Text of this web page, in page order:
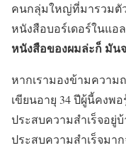
คนกลุ่มใหญ่ที่มารวมตั
หนังสือบอร์เดอร์ในแอ
หนังสือของผมล่ะก็ มัน
หากเรามองข้ามความ
เขียนอายุ 34 ปีผู้นี้คงพ
ประสบความสำเร็จอยู่บ้
ประสบความสำเร็จมาก